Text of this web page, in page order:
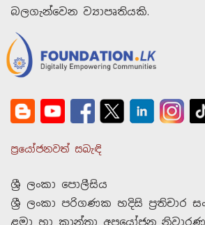
බලගැන්වෙන ව්‍යාපෘතියකි.
ප්‍රයෝජනවත් සබැඳි
ශ්‍රී ලංකා පොලීසිය
ශ්‍රී ලංකා පරිගණක හදිසි ප්‍රතිචාර
ළමා හා කාන්තා අපයෝජන නිවාරණ